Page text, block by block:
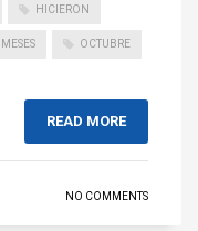
HICIERON
MESES OCTUBRE
READ MORE
NO COMMENTS